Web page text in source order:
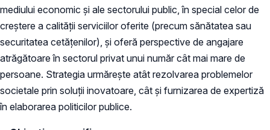
mediului economic şi ale sectorului public, în special celor de
creştere a calităţii serviciilor oferite (precum sănătatea sau
securitatea cetăţenilor), şi oferă perspective de angajare
atrăgătoare în sectorul privat unui număr cât mai mare de
persoane. Strategia urmăreşte atât rezolvarea problemelor
societale prin soluţii inovatoare, cât şi furnizarea de expertiză
în elaborarea politicilor publice.